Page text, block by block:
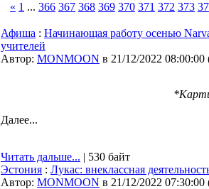
« 1 ... 366 367 368 369 370 371 372 373
Афиша : Начинающая работу осенью
учителей
Автор: MONMOON в 21/12/2022 08:00:00
Далее...
Читать дальше... | 530 байт
Эстония : Лукас: внеклассная
Автор: MONMOON в 21/12/2022 07:30:00